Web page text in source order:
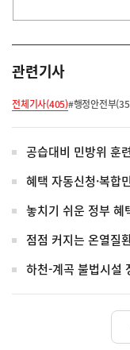
관련기사
전체기사(405)#행정안전부
공습대비 민방위 훈
혜택 자동신청·복
놓치기 쉬운 정부 혜
점점 커지는 온열질
하천-계곡 불법시설